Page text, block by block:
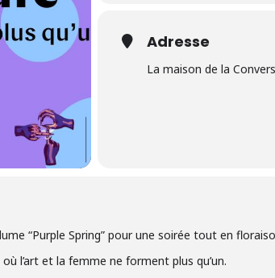
Adresse
La maison de la
“Purple Spring” pour une soirée tout en
l’art et la femme ne forment plus qu’un.